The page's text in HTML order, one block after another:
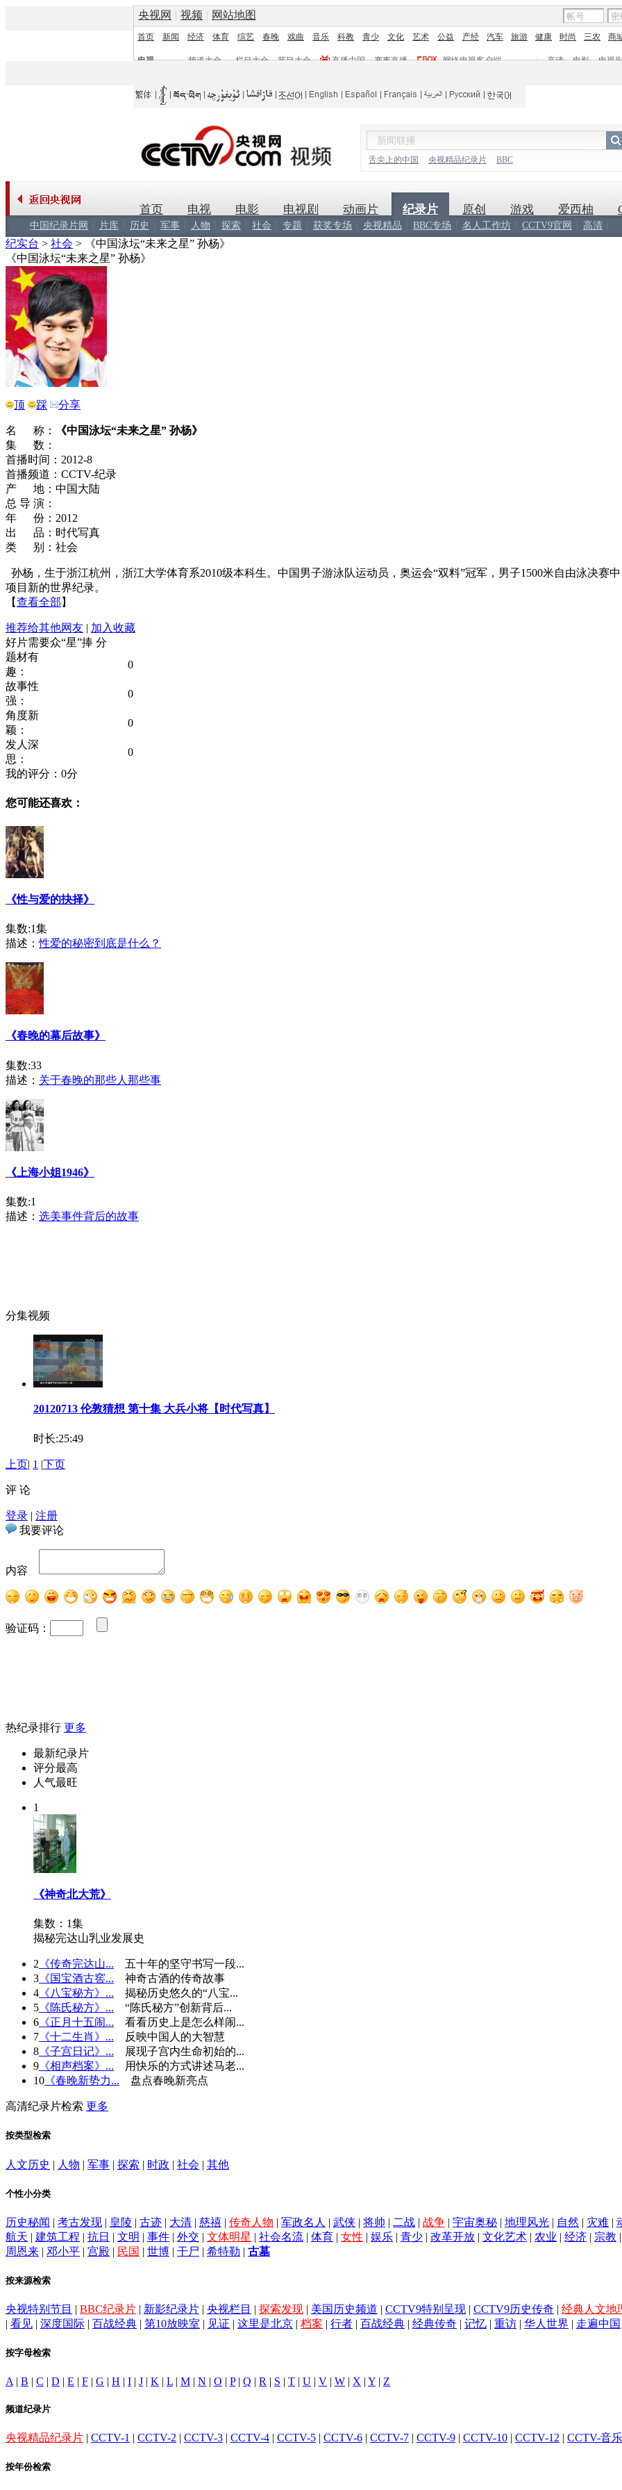
央视网 | 视频 | 网站地图
首页 新闻 经济 体育 综艺 春晚 戏曲 音乐 科教 青少 文化 艺术 公益 产经 汽车 旅游 健康 时尚 三农 商
电视 频道大全 栏目大全 节目大全 直播中国 赛事直播 网络电视客户端 | 高清 电影
电视
舌尖上的中国 央视精品纪录片 BBC
首页 电视 电影 电视剧 动画片 纪录片
中国纪录片网 片库 历史 军事 人物 探索 社会 专题 获奖专场 央视精品 BBC专场 名人工作坊 CCTV9官网 高清
原创 游戏 爱西柚
纪实台 > 社会 >
《中国泳坛“未来之星” 孙杨》
《中国泳坛“未来之星” 孙杨》
顶 踩 分享
名 称：
《中国泳坛“未来之星” 孙杨》
集 数：
首播时间：2012-8
首播频道：CCTV-纪录
产 地：中国大陆
总 导 演：
年 份：2012
出 品：时代写真
类 别：社会
孙杨，生于浙江杭州，浙江大学体育系2010级本科生。中国男子游泳队运动员，奥运会“双料”冠军，男子1500米自由泳决赛
项目新的世界纪录。
【查看全部 】
推荐给其他网友 | 加入收藏
好片需要众“星”捧 分
题材有
趣：
0
故事性
强：
0
角度新
颖：
0
发人深
思：
0
我的评分： 0分
您可能还喜欢：
《性与爱的抉择》
集数:1集
描述：性爱的秘密到底是什么？
《春晚的幕后故事》
集数:33
描述： 关于春晚的那些人那些事
《上海小姐1946》
集数:1
描述： 选美事件背后的故事
分集视频
20120713 伦敦猜想 第十集 大兵小将【时代写真】
时长:25:49
上页| 1 |下页
评 论
登录 | 注册
我要评论
内容
验证码：
热纪录排行 更多
最新纪录片
评分最高
人气最旺
1
《神奇北大荒》
集数：1集
揭秘完达山乳业发展史
2 《传奇完达山...
五十年的坚守书写一段...
3 《国宝酒古窖...
神奇古酒的传奇故事
4 《八宝秘方》...
揭秘历史悠久的“八宝...
5 《陈氏秘方》...
“陈氏秘方”创新背后...
6 《正月十五闹...
看看历史上是怎么样闹...
7 《十二生肖》...
反映中国人的大智慧
8 《子宫日记》...
展现子宫内生命初始的...
9 《相声档案》...
用快乐的方式讲述马老...
10 《春晚新势力... 盘点春晚新亮点
高清纪录片检索 更多
按类型检索
人文历史 | 人物 | 军事 | 探索 | 时政 | 社会 | 其他
个性小分类
历史秘闻 | 考古发现 | 皇陵 | 古迹 | 大清 | 慈禧 | 传奇人物 | 军政名人 | 武侠 | 将帅 | 二战 | 战争 | 宇宙奥秘 | 地理风光 | 自然 | 灾难 |
航天 | 建筑工程 | 抗日 | 文明 | 事件 | 外交 | 文体明星 | 社会名流 | 体育 | 女性 | 娱乐 | 青少 | 改革开放 | 文化艺术 | 农业 | 经济 | 宗教
周恩来 | 邓小平 | 宫殿 | 民国 | 世博 | 干尸 | 希特勒 | 古墓
按来源检索
央视特别节目 | BBC纪录片 | 新影纪录片 | 央视栏目 | 探索发现 | 美国历史频道 | CCTV9特别呈现 | CCTV9历史传奇 | 经典人文地
| 看见 | 深度国际 | 百战经典 | 第10放映室 | 见证 | 这里是北京 | 档案 | 行者 | 百战经典 | 经典传奇 | 记忆 | 重访 | 华人世界 | 走遍中国
按字母检索
A | B | C | D | E | F | G | H | I | J | K | L | M | N | O | P| Q | R | S | T | U | V | W | X | Y | Z
频道纪录片
央视精品纪录片 | CCTV-1 | CCTV-2 | CCTV-3 | CCTV-4 | CCTV-5 | CCTV-6 | CCTV-7 | CCTV-9 | CCTV-10 | CCTV-12 | CCTV-音乐
按年份检索